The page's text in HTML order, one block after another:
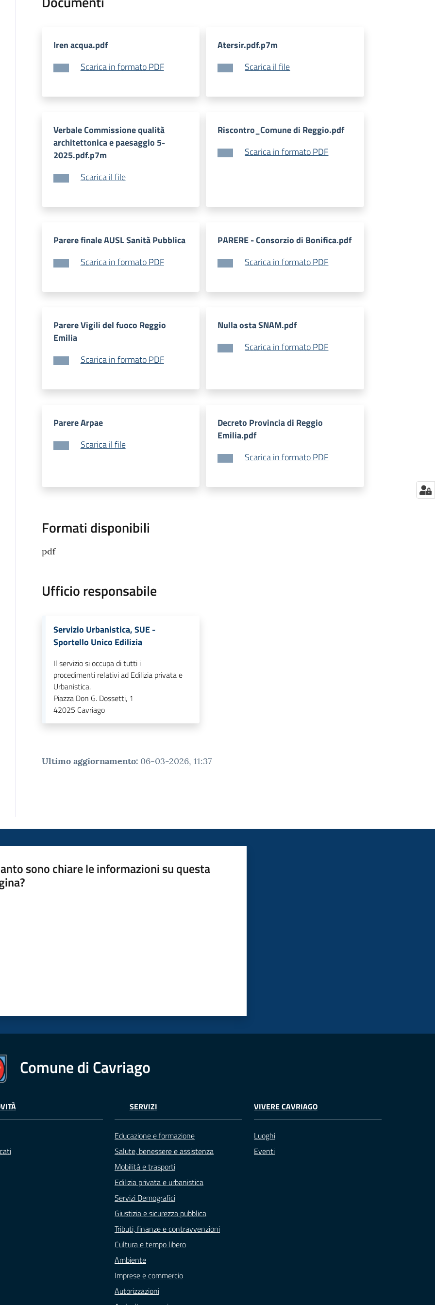
Iren acqua.pdf
Scarica in formato PDF
Atersir.pdf.p7m
Scarica il file
Verbale Commissione qualità
architettonica e paesaggio 5-
2025.pdf.p7m
Scarica il file
Riscontro_Comune di Reggio.pdf
Scarica in formato PDF
Parere finale AUSL Sanità Pubblica
Scarica in formato PDF
PARERE - Consorzio di Bonifica.pdf
Scarica in formato PDF
Parere Vigili del fuoco Reggio
Emilia
Scarica in formato PDF
Nulla osta SNAM.pdf
Scarica in formato PDF
Parere Arpae
Scarica il file
Decreto Provincia di Reggio
Emilia.pdf
Scarica in formato PDF
Formati disponibili
pdf
Ufficio responsabile
Servizio Urbanistica, SUE -
Sportello Unico Edilizia
Il servizio si occupa di tutti i
procedimenti relativi ad Edilizia privata e
Urbanistica.
Piazza Don G. Dossetti, 1
42025 Cavriago
Ultimo aggiornamento: 06-03-2026, 11:37
sono chiare le informazioni su questa
Comune di Cavriago
SERVIZI
Educazione e formazione
Salute, benessere e assistenza
Mobilità e trasporti
Edilizia privata e urbanistica
Servizi Demografici
Giustizia e sicurezza pubblica
Tributi, finanze e contravvenzioni
Cultura e tempo libero
Ambiente
Imprese e commercio
Autorizzazioni
VIVERE CAVRIAGO
Luoghi
Eventi